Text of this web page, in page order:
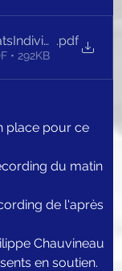
.pdf
• 292KB
place pour ce
du matin
de l'après
Chauvineau
en soutien.